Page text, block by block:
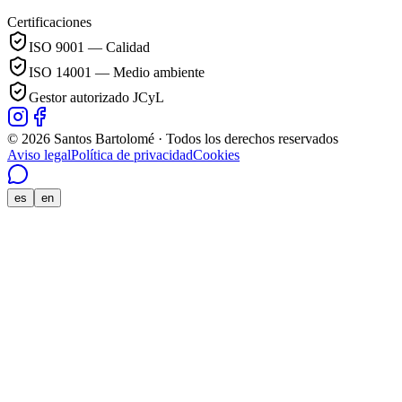
Certificaciones
ISO 9001 — Calidad
ISO 14001 — Medio ambiente
Gestor autorizado JCyL
© 2026 Santos Bartolomé · Todos los derechos reservados
Aviso legalPolítica de privacidadCookies
es en